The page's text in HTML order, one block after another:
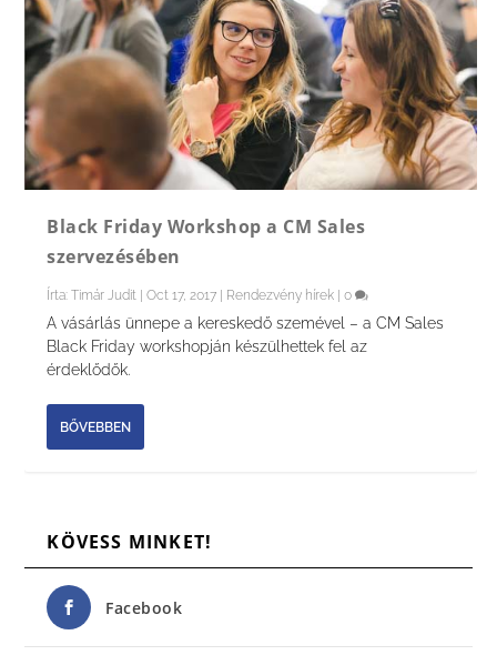
Black Friday Workshop a CM Sales
szervezésében
Írta:Timár Judit |Oct 17, 2017 Rendezvény hírek |0
A vásárlás ünnepe a kereskedő szemével – a CM Sales
Black Friday workshopján készülhettek fel az
érdeklődők.
BŐVEBBEN
KÖVESS MINKET!
Facebook